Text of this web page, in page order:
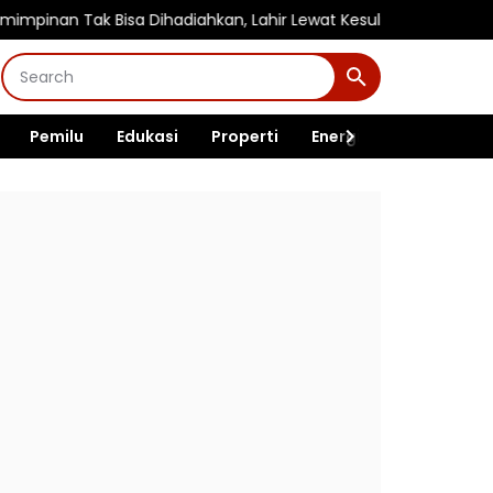
Bisa Dihadiahkan, Lahir Lewat Kesulitan dan Keberanian
Pemilu Edukasi Properti Energi